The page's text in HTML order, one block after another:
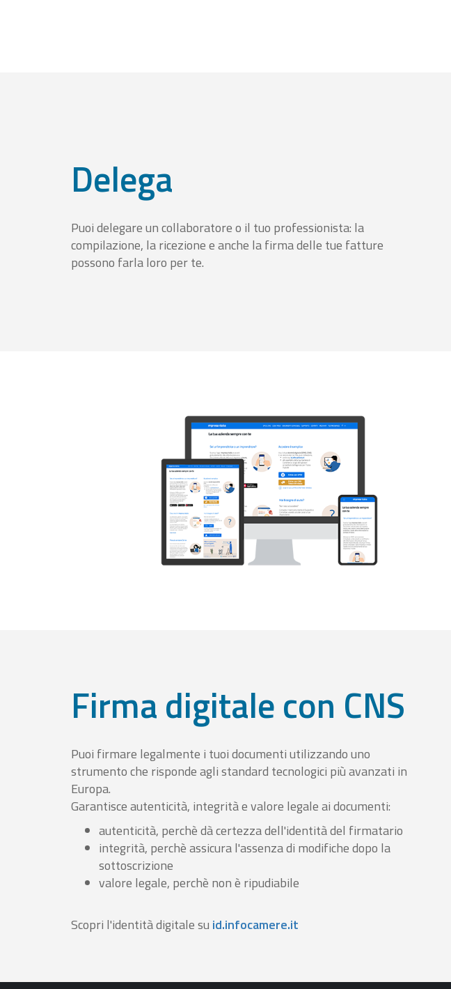
Delega
Puoi delegare un collaboratore o il tuo professionista: la
compilazione, la ricezione e anche la firma delle tue fatture
possono farla loro per te.
Firma digitale con CNS
Puoi firmare legalmente i tuoi documenti utilizzando uno
strumento che risponde agli standard tecnologici più avanzati in
Europa.
Garantisce autenticità, integrità e valore legale ai documenti:
autenticità, perchè dà certezza dell'identità del firmatario
integrità, perchè assicura l'assenza di modifiche dopo la
sottoscrizione
valore legale, perchè non è ripudiabile
Scopri l'identità digitale su id.infocamere.it